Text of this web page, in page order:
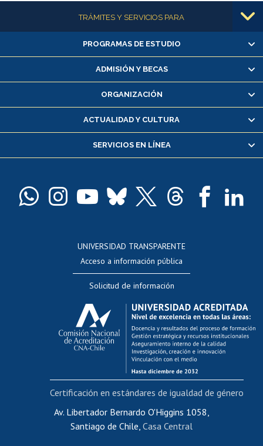
Más informaciónTRÁMITES Y SERVICIOS PARA
Alumnas/os y exalumnas/os
Matrícula en línea
Inscripción y cambio de asignaturas
Consulta y certificado de notas
Servicio médico y dental
Pago de arancel y crédito alumnos
Docentes
Evaluación docente
Calificación académica
Postulación al AUCAI
Funcionarias/os
Cursos internos de capacitación
Bienestar del personal
Portal de movilidad interna
Certificado de renta
Certificado de renta honorarios
PROGRAMAS DE ESTUDIO
ADMISIÓN Y BECAS
ORGANIZACIÓN
ACTUALIDAD Y CULTURA
SERVICIOS EN LÍNEA
UNIVERSIDAD TRANSPARENTE
Acceso a información pública
Solicitud de información
Av. Libertador Bernardo O'Higgins 1058,
Santiago de Chile, Casa Central
Certificación en estándares de igualdad de género